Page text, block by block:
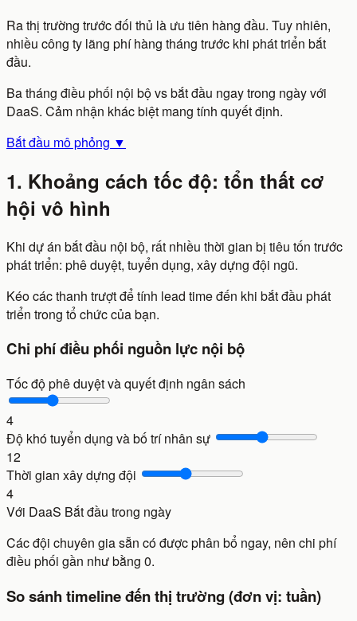
Ra thị trường trước đối thủ là ưu tiên hàng đầu. Tuy nhiên,
nhiều công ty lãng phí hàng tháng trước khi phát triển bắt
đầu.
Ba tháng điều phối nội bộ vs bắt đầu ngay trong ngày với
DaaS. Cảm nhận khác biệt mang tính quyết định.
Bắt đầu mô phỏng ▼
1. Khoảng cách tốc độ: tổn thất cơ
hội vô hình
Khi dự án bắt đầu nội bộ, rất nhiều thời gian bị tiêu tốn trước
phát triển: phê duyệt, tuyển dụng, xây dựng đội ngũ.
Kéo các thanh trượt để tính lead time đến khi bắt đầu phát
triển trong tổ chức của bạn.
Chi phí điều phối nguồn lực nội bộ
Tốc độ phê duyệt và quyết định ngân sách
4
Độ khó tuyển dụng và bố trí nhân sự
12
Thời gian xây dựng đội
4
Với DaaS Bắt đầu trong ngày
Các đội chuyên gia sẵn có được phân bổ ngay, nên chi phí
điều phối gần như bằng 0.
So sánh timeline đến thị trường (đơn vị: tuần)